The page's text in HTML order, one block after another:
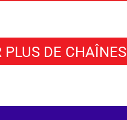
PLUS DE CHAÎNES